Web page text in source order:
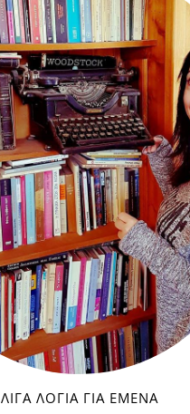
ΛΊΓΑ ΛΌΓΙΑ ΓΙΑ ΕΜΈΝΑ